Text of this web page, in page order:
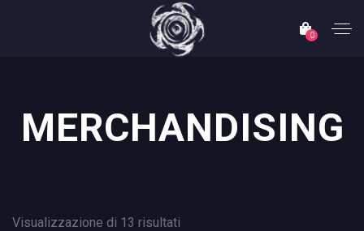
0
MERCHANDISING
Visualizzazione di 13 risultati